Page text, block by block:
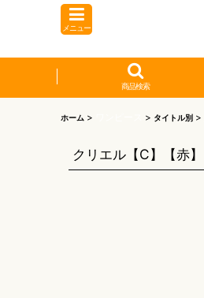
メニュー
商品検索
ホーム > > タイトル別 >
クリエル【C】【赤】